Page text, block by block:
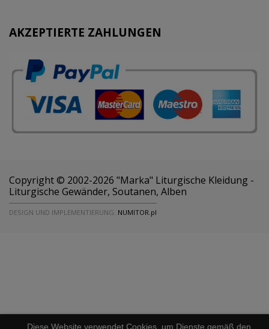
AKZEPTIERTE ZAHLUNGEN
Copyright © 2002-2026 "Marka" Liturgische Kleidung -
Liturgische Gewänder, Soutanen, Alben
DESIGN UND IMPLEMENTIERUNG: NUMITOR.pl
Diese Website verwendet Cookies, um Dienste gemäß den